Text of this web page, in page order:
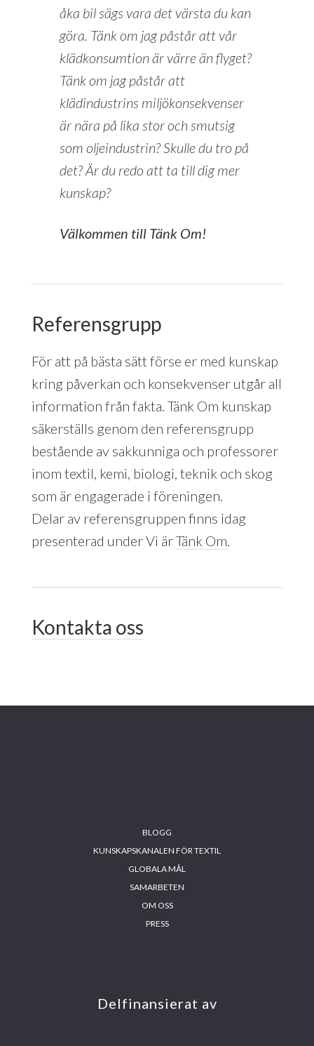
åka bil sägs vara det värsta du kan
göra. Tänk om jag påstår att vår
klädkonsumtion är värre än flyget?
Tänk om jag påstår att
klädindustrins miljökonsekvenser
är nära på lika stor och smutsig
som oljeindustrin? Skulle du tro på
det? Är du redo att ta till dig mer
kunskap?
Välkommen till Tänk Om!
Referensgrupp
För att på bästa sätt förse er med kunskap
kring påverkan och konsekvenser utgår all
information från fakta. Tänk Om kunskap
säkerställs genom den referensgrupp
bestående av sakkunniga och professorer
inom textil, kemi, biologi, teknik och skog
som är engagerade i föreningen.
Delar av referensgruppen finns idag
presenterad under Vi ärTänk Om
Kontakta oss
BLOGG
KUNSKAPSKANALEN FÖR TEXTIL
GLOBALA MÅL
SAMARBETEN
OM OSS
PRESS
Delfinansierat av